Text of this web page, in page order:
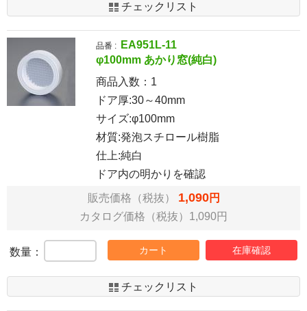
チェックリスト
品番 :
EA951L-11
φ100mm あかり窓(純白)
商品入数： 1
ドア厚:30～40mm
サイズ:φ100mm
材質:発泡スチロール樹脂
仕上:純白
ドア内の明かりを確認
販売価格（税抜） 1,090円
カタログ価格（税抜）1,090円
数量： カート 在庫確認
チェックリスト